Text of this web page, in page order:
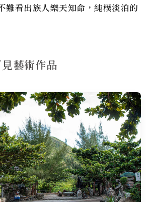
難看出族人樂天知命，純樸淡泊的
藝術作品